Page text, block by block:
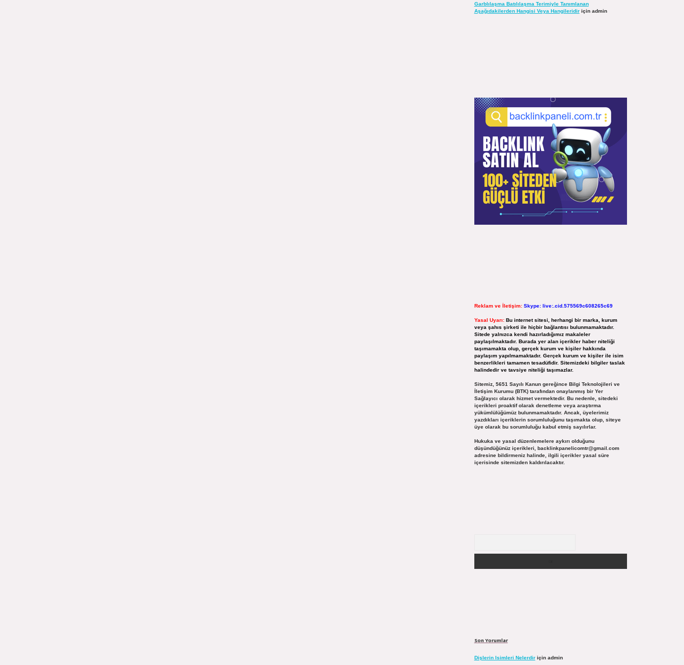
Garblılaşma Batılılaşma Terimiyle Tanımlanan
Aşağıdakilerden Hangisi Veya Hangileridiriçin admin
Reklam ve İletişim: Skype: live:.cid.575569c608265c69
Yasal Uyarı: Bu internet sitesi, herhangi bir marka, kurum
veya şahıs şirketi ile hiçbir bağlantısı bulunmamaktadır.
Sitede yalnızca kendi hazırladığımız makaleler
paylaşılmaktadır. Burada yer alan içerikler haber niteliği
taşımamakta olup, gerçek kurum ve kişiler hakkında
paylaşım yapılmamaktadır. Gerçek kurum ve kişiler ile isim
benzerlikleri tamamen tesadüfidir. Sitemizdeki bilgiler taslak
halindedir ve tavsiye niteliği taşımazlar.
Sitemiz, 5651 Sayılı Kanun gereğince Bilgi Teknolojileri ve
İletişim Kurumu (BTK) tarafından onaylanmış bir Yer
Sağlayıcı olarak hizmet vermektedir. Bu nedenle, sitedeki
içerikleri proaktif olarak denetleme veya araştırma
yükümlülüğümüz bulunmamaktadır. Ancak, üyelerimiz
yazdıkları içeriklerin sorumluluğunu taşımakta olup, siteye
üye olarak bu sorumluluğu kabul etmiş sayılırlar.
Hukuka ve yasal düzenlemelere aykırı olduğunu
düşündüğünüz içerikleri, backlinkpanelicomtr@gmail.com
adresine bildirmeniz halinde, ilgili içerikler yasal süre
içerisinde sitemizden kaldırılacaktır.
Son Yorumlar
Dişlerin Isimleri Nelerdiriçin admin